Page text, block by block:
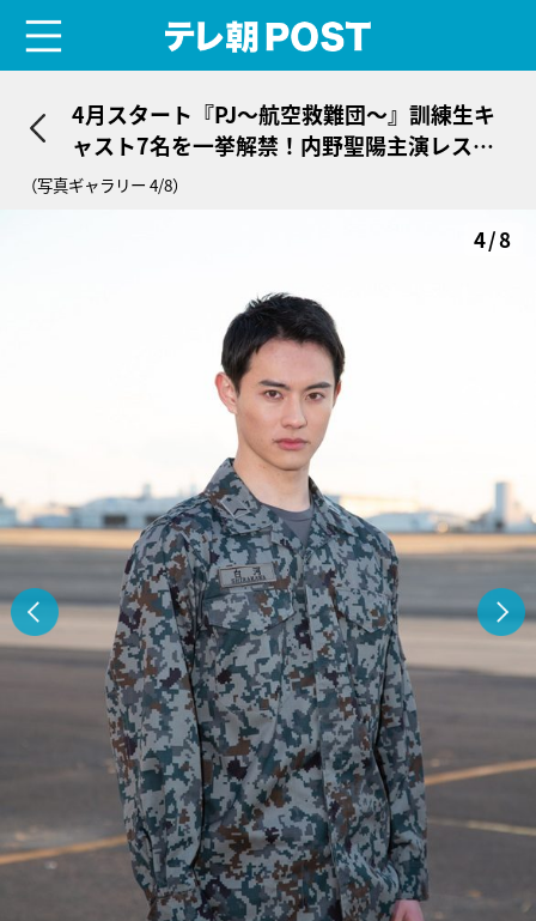
4月スタート『PJ～航空救難団～』訓練生キ
ャスト7名を一挙解禁！内野聖陽主演レスキ
ュー大作
（写真ギャラリー 4/8）
4/8